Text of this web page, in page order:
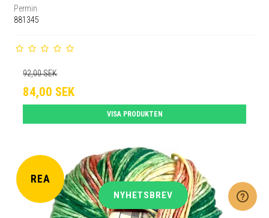
Permin
881345
92,00 SEK
84,00 SEK
VISA PRODUKTEN
REA
NYHETSBREV